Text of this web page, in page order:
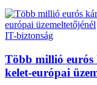
IT-biztonság
Több millió
kelet-európai